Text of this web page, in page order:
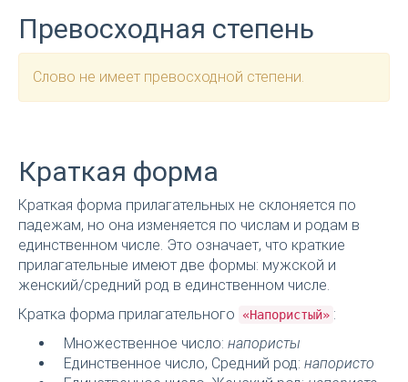
Превосходная степень
Слово не имеет превосходной степени.
Краткая форма
Краткая форма прилагательных не склоняется по
падежам, но она изменяется по числам и родам в
единственном числе. Это означает, что краткие
прилагательные имеют две формы: мужской и
женский/средний род в единственном числе.
Кратка форма прилагательного
«Напористый» :
Множественное число: напористы
Единственное число, Средний род: напористо